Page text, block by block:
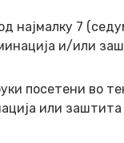
најмалку 7
и/или
посетени во
или заштита